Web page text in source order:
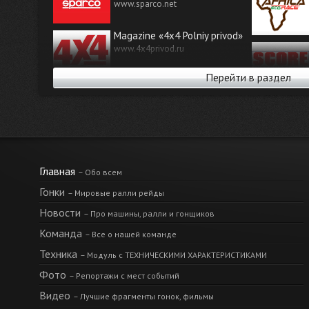
Розовое озеро, финиш марафона в Дакаре -
Радость, эмоции и поздравления в итоговых сюжетах.
www.sparco.net
Magazine «4х4 Polniy privod»
www.4x4privod.ru
Автомобильное издание
Lenta.ru
Российской Автомобильной Федерации
Перейти в раздел
Главная – Обо всем
Гонки – Мировые ралли рейды
Новости – Про машины, ралли и гонщиков
Команда – Все о нашей команде
Техника – Модуль с ТЕХНИЧЕСКИМИ ХАРАКТЕРИСТИКАМИ
Фото – Репортажи с мест событий
Видео – Лучшие фрагменты гонок, фильмы